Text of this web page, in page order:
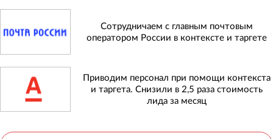
Сотрудничаем с главным почтовым
оператором России в контексте и таргете
Приводим персонал при помощи контекста
и таргета. Снизили в 2,5 раза стоимость
лида за месяц